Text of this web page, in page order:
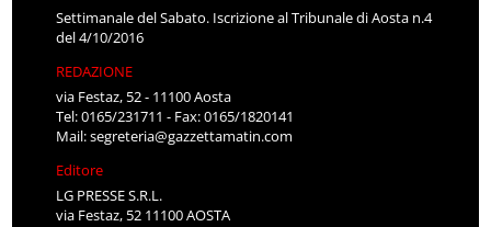
Settimanale del Sabato. Iscrizione al Tribunale di Aosta n.4
del 4/10/2016
REDAZIONE
via Festaz, 52 - 11100 Aosta
Tel: 0165/231711 - Fax: 0165/1820141
Mail:segreteria@gazzettamatin.com
Editore
LG PRESSE S.R.L.
via Festaz, 52 11100 AOSTA